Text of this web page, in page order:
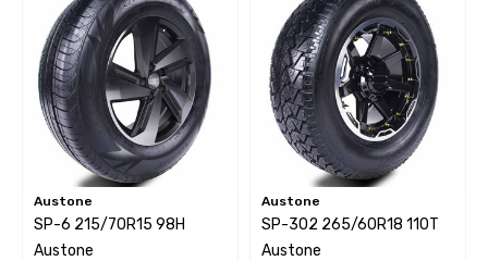
Austone
SP-6 215/70R15 98H
Austone
Austone
SP-302 265/60R18 110T
Austone